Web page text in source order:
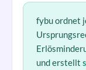
fybu ordnet
und erstellt